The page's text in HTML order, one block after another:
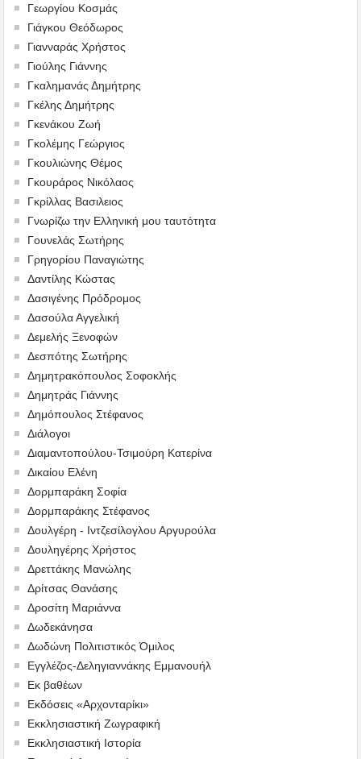
Γεωργίου Κοσμάς
Γιάγκου Θεόδωρος
Γιανναράς Χρήστος
Γιούλης Γιάννης
Γκαλημανάς Δημήτρης
Γκέλης Δημήτρης
Γκενάκου Ζωή
Γκολέμης Γεώργιος
Γκουλιώνης Θέμος
Γκουράρος Νικόλαος
Γκρίλλας Βασιλειος
Γνωρίζω την Ελληνική μου ταυτότητα
Γουνελάς Σωτήρης
Γρηγορίου Παναγιώτης
Δαντίλης Κώστας
Δασιγένης Πρόδρομος
Δασούλα Αγγελική
Δεμελής Ξενοφών
Δεσπότης Σωτήρης
Δημητρακόπουλος Σοφοκλής
Δημητράς Γιάννης
Δημόπουλος Στέφανος
Διάλογοι
Διαμαντοπούλου-Τσιμούρη Κατερίνα
Δικαίου Ελένη
Δορμπαράκη Σοφία
Δορμπαράκης Στέφανος
Δουλγέρη - Ιντζεσίλογλου Αργυρούλα
Δουληγέρης Χρήστος
Δρεττάκης Μανώλης
Δρίτσας Θανάσης
Δροσίτη Μαριάννα
Δωδεκάνησα
Δωδώνη Πολιτιστικός Όμιλος
Εγγλέζος-Δεληγιαννάκης Εμμανουήλ
Εκ βαθέων
Εκδόσεις «Αρχονταρίκι»
Εκκλησιαστική Ζωγραφική
Εκκλησιαστική Ιστορία